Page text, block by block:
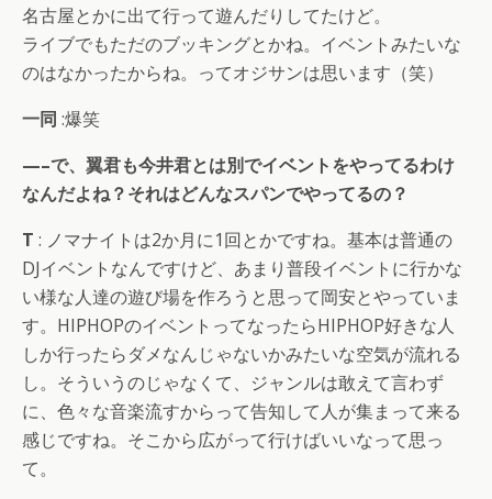
名古屋とかに出て行って遊んだりしてたけど。
ライブでもただのブッキングとかね。イベントみたいな
のはなかったからね。ってオジサンは思います（笑）
一同 :爆笑
—–で、翼君も今井君とは別でイベントをやってるわけ
なんだよね？それはどんなスパンでやってるの？
T : ノマナイトは2か月に1回とかですね。基本は普通の
DJイベントなんですけど、あまり普段イベントに行かな
い様な人達の遊び場を作ろうと思って岡安とやっていま
す。HIPHOPのイベントってなったらHIPHOP好きな人
しか行ったらダメなんじゃないかみたいな空気が流れる
し。そういうのじゃなくて、ジャンルは敢えて言わず
に、色々な音楽流すからって告知して人が集まって来る
感じですね。そこから広がって行けばいいなって思っ
て。